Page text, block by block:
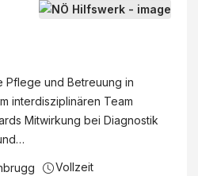
Pflege und Betreuung in
interdisziplinären Team
Mitwirkung bei Diagnostik
Vollzeit